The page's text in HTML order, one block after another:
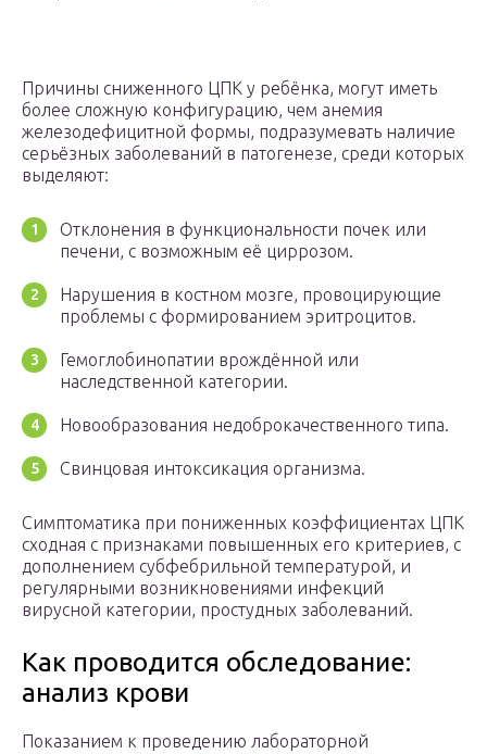
Причины сниженного ЦПК у ребёнка, могут иметь
более сложную конфигурацию, чем анемия
железодефицитной формы, подразумевать наличие
серьёзных заболеваний в патогенезе, среди которых
выделяют:
Отклонения в функциональности почек или
печени, с возможным её циррозом.
Нарушения в костном мозге, провоцирующие
проблемы с формированием эритроцитов.
Гемоглобинопатии врождённой или
наследственной категории.
Новообразования недоброкачественного типа.
Свинцовая интоксикация организма.
Симптоматика при пониженных коэффициентах ЦПК
сходная с признаками повышенных его критериев, с
дополнением субфебрильной температурой, и
регулярными возникновениями инфекций
вирусной категории, простудных заболеваний.
Как проводится обследование:
анализ крови
Показанием к проведению лабораторной